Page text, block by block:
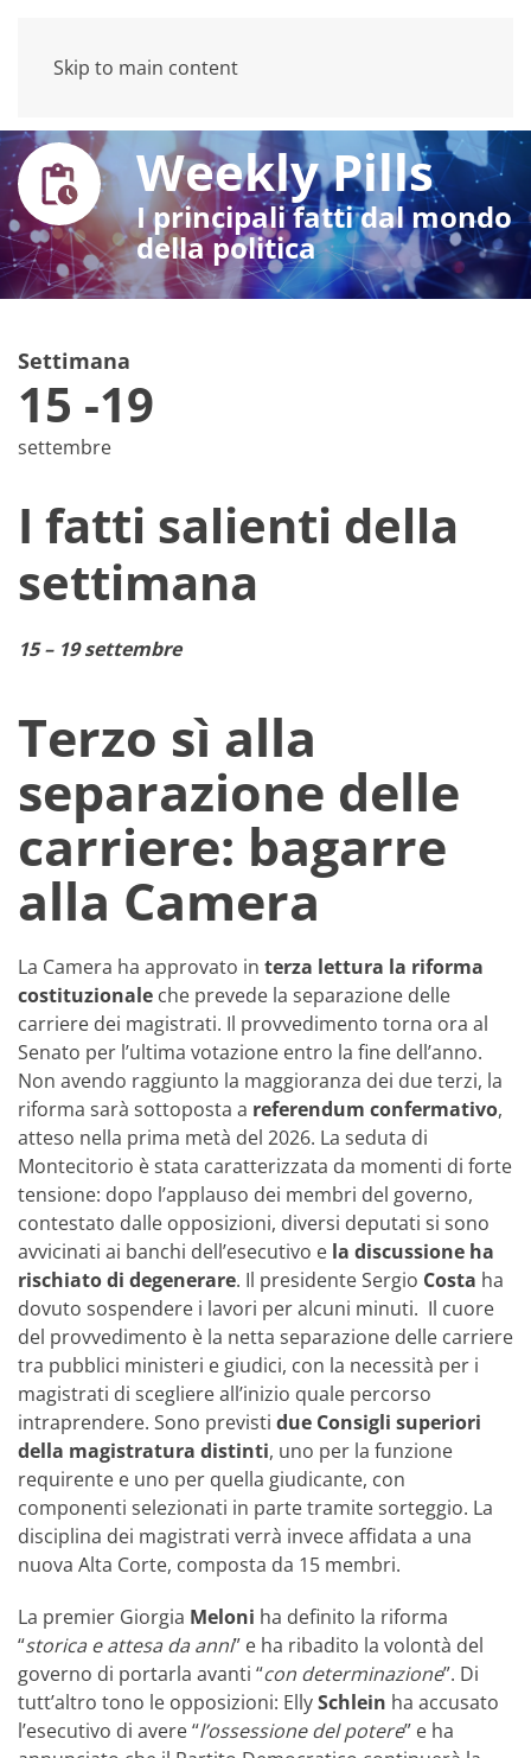
Skip to main content
Weekly Pills
I principali fatti dal mondo
della politica
Settimana
15 -19
settembre
I fatti salienti della
settimana
15 – 19 settembre
Terzo sì alla
separazione delle
carriere: bagarre
alla Camera
La Camera ha approvato in terza lettura la riforma
costituzionale che prevede la separazione delle
carriere dei magistrati. Il provvedimento torna ora al
Senato per l’ultima votazione entro la fine dell’anno.
Non avendo raggiunto la maggioranza dei due terzi, la
riforma sarà sottoposta a referendum confermativo,
atteso nella prima metà del 2026. La seduta di
Montecitorio è stata caratterizzata da momenti di forte
tensione: dopo l’applauso dei membri del governo,
contestato dalle opposizioni, diversi deputati si sono
avvicinati ai banchi dell’esecutivo e la discussione ha
rischiato di degenerare. Il presidente Sergio Costa ha
dovuto sospendere i lavori per alcuni minuti. Il cuore
del provvedimento è la netta separazione delle carriere
tra pubblici ministeri e giudici, con la necessità per i
magistrati di scegliere all’inizio quale percorso
intraprendere. Sono previsti due Consigli superiori
della magistratura distinti, uno per la funzione
requirente e uno per quella giudicante, con
componenti selezionati in parte tramite sorteggio. La
disciplina dei magistrati verrà invece affidata a una
nuova Alta Corte, composta da 15 membri.
La premier Giorgia Meloni ha definito la riforma
“storica e attesa da anni” e ha ribadito la volontà del
governo di portarla avanti “con determinazione”. Di
tutt’altro tono le opposizioni: EllySchlein ha accusato
l’esecutivo di avere “l’ossessione del potere” e ha